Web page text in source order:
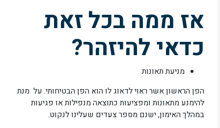
אז ממה בכל זאת
כדאי להיזהר?
מניעת תאונות
הפן הראשון אשר ראוי לדאוג לו הוא הפן הבטיחותי. על מנת
להימנע מתאונות ומפציעות כתוצאה מנפילות או פגיעות
במהלך האימון, ישנם מספר צעדים שעלינו לנקוט.